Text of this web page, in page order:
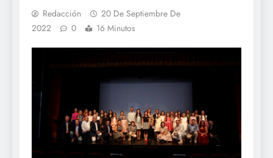
Redacción
20 De Septiembre De
2022
0 16 Minutos